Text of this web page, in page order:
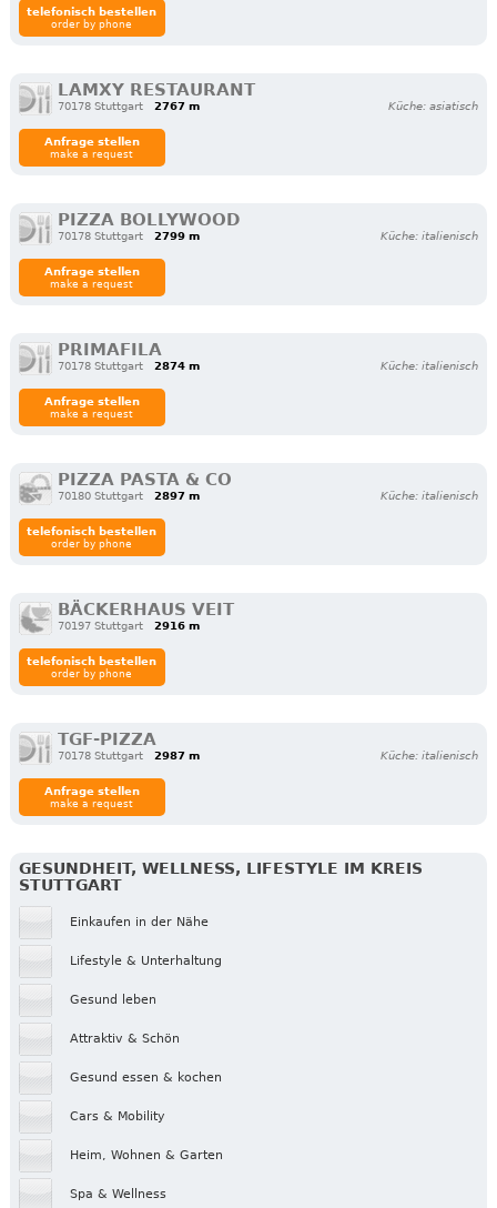
telefonisch bestellen
order by phone
LAMXY RESTAURANT
70178 Stuttgart 2767 m Küche: asiatisch
Anfrage stellen
make a request
PIZZA BOLLYWOOD
70178 Stuttgart 2799 m Küche: italienisch
Anfrage stellen
make a request
PRIMAFILA
70178 Stuttgart 2874 m Küche: italienisch
Anfrage stellen
make a request
PIZZA PASTA & CO
70180 Stuttgart 2897 m Küche: italienisch
telefonisch bestellen
order by phone
BÄCKERHAUS VEIT
70197 Stuttgart 2916 m
telefonisch bestellen
order by phone
TGF-PIZZA
70178 Stuttgart 2987 m Küche: italienisch
Anfrage stellen
make a request
GESUNDHEIT, WELLNESS, LIFESTYLE IM KREIS
STUTTGART
Einkaufen in der Nähe
Lifestyle & Unterhaltung
Gesund leben
Attraktiv & Schön
Gesund essen & kochen
Cars & Mobility
Heim, Wohnen & Garten
Spa & Wellness